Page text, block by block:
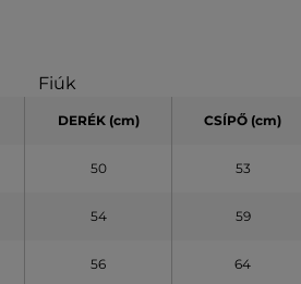
Fiúk
DERÉK (cm) CSÍPŐ (cm)
50 53
54 59
56 64